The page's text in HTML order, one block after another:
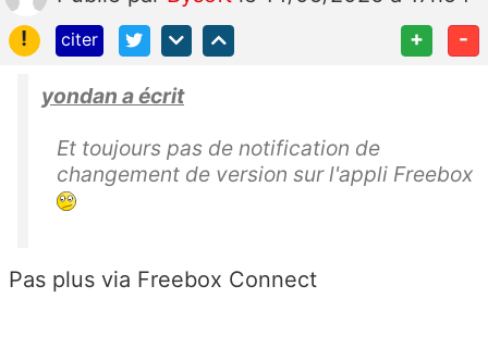
!
citer + -
yondan a écrit
Et toujours pas de notification de
changement de version sur l'appli Freebox
Pas plus via Freebox Connect